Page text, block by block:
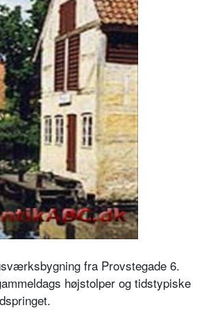
fra Provstegade 6.
højstolper og tidstypiske